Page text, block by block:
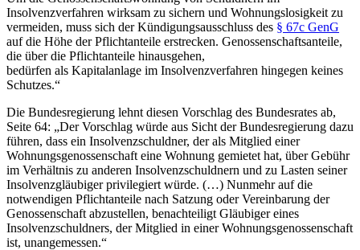
Insolvenzverfahren wirksam zu sichern und Wohnungslosigkeit zu
vermeiden, muss sich der Kündigungsausschluss des § 67c GenG
auf die Höhe der Pflichtanteile erstrecken. Genossenschaftsanteile,
die über die Pflichtanteile hinausgehen,
bedürfen als Kapitalanlage im Insolvenzverfahren hingegen keines
Schutzes.“
Die Bundesregierung lehnt diesen Vorschlag des Bundesrates ab,
Seite 64: „Der Vorschlag würde aus Sicht der Bundesregierung dazu
führen, dass ein Insolvenzschuldner, der als Mitglied einer
Wohnungsgenossenschaft eine Wohnung gemietet hat, über Gebühr
im Verhältnis zu anderen Insolvenzschuldnern und zu Lasten seiner
Insolvenzgläubiger privilegiert würde. (…) Nunmehr auf die
notwendigen Pflichtanteile nach Satzung oder Vereinbarung der
Genossenschaft abzustellen, benachteiligt Gläubiger eines
Insolvenzschuldners, der Mitglied in einer Wohnungsgenossenschaft
ist, unangemessen.“